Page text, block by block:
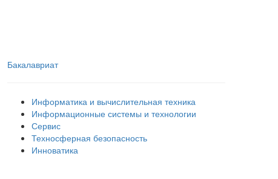
Бакалавриат
Информатика и вычислительная техника
Информационные системы и технологии
Сервис
Техносферная безопасность
Инноватика